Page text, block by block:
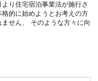
り住宅宿泊事業法が施行さ
的に始めようとお考えの方
せん、 そのような方々に向